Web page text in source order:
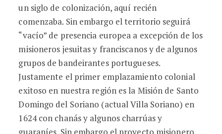
un siglo de colonización, aquí recién
comenzaba. Sin embargo el territorio seguirá
“vacío” de presencia europea a excepción de los
misioneros jesuitas y franciscanos y de algunos
grupos de bandeirantes portugueses.
Justamente el primer emplazamiento colonial
exitoso en nuestra región es la Misión de Santo
Domingo del Soriano (actual Villa Soriano) en
1624 con chanás y algunos charrúas y